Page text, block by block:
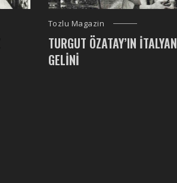
Tozlu Magazin
TURGUT ÖZATAY’IN İTALYAN
GELINI